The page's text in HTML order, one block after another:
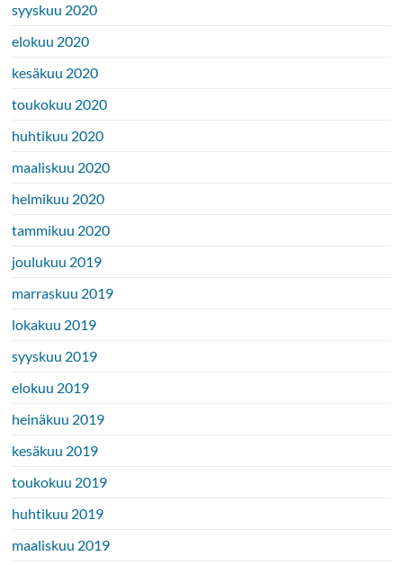
syyskuu 2020
elokuu 2020
kesäkuu 2020
toukokuu 2020
huhtikuu 2020
maaliskuu 2020
helmikuu 2020
tammikuu 2020
joulukuu 2019
marraskuu 2019
lokakuu 2019
syyskuu 2019
elokuu 2019
heinäkuu 2019
kesäkuu 2019
toukokuu 2019
huhtikuu 2019
maaliskuu 2019